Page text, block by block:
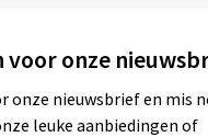
voor onze
onze nieuwsbrief en mis
leuke aanbiedingen of